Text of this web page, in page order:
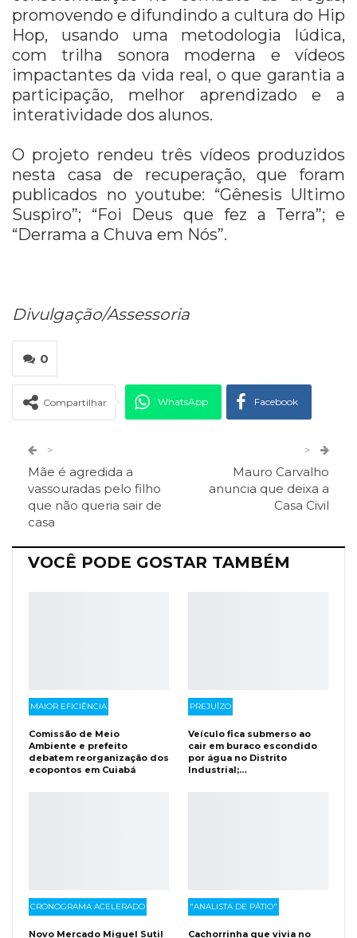
promovendo e difundindo a cultura do Hip
Hop, usando uma metodologia lúdica,
com trilha sonora moderna e vídeos
impactantes da vida real, o que garantia a
participação, melhor aprendizado e a
interatividade dos alunos.
O projeto rendeu três vídeos produzidos
nesta casa de recuperação, que foram
publicados no youtube: “Gênesis Ultimo
Suspiro”; “Foi Deus que fez a Terra”; e
“Derrama a Chuva em Nós”.
Divulgação/Assessoria
0
Compartilhar WhatsApp Facebook
Pinterest
Facebook Messenger
>
Mãe é agredida a
vassouradas pelo filho
que não queria sair de
casa
>
Mauro Carvalho
anuncia que deixa a
Casa Civil
VOCÊ PODE GOSTAR TAMBÉM
MAIOR EFICIÊNCIA
Comissão de Meio
Ambiente e prefeito
debatem reorganização dos
ecopontos em Cuiabá
PREJUÍZO
Veículo fica submerso ao
cair em buraco escondido
por água no Distrito
Industrial;…
CRONOGRAMA ACELERADO
Novo Mercado Miguel Sutil
"ANALISTA DE PÁTIO"
Cachorrinha que vivia no